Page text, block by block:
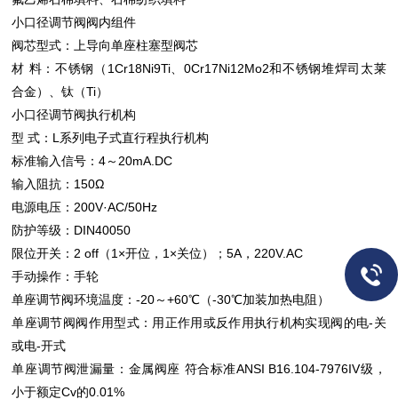
小口径调节阀阀内组件
阀芯型式：上导向单座柱塞型阀芯
材 料：不锈钢（1Cr18Ni9Ti、0Cr17Ni12Mo2和不锈钢堆焊司太莱
合金）、钛（Ti）
小口径调节阀执行机构
型 式：L系列电子式直行程执行机构
标准输入信号：4～20mA.DC
输入阻抗：150Ω
电源电压：200V·AC/50Hz
防护等级：DIN40050
限位开关：2 off（1×开位，1×关位）；5A，220V.AC
手动操作：手轮
单座调节阀环境温度：-20～+60℃（-30℃加装加热电阻）
单座调节阀阀作用型式：用正作用或反作用执行机构实现阀的电-关
或电-开式
单座调节阀泄漏量：金属阀座 符合标准ANSI B16.104-7976IV级，
小于额定Cv的0.01%